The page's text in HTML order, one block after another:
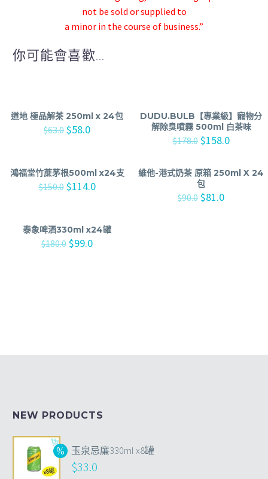
not be sold or supplied to
a minor in the course of business.”
你可能會喜歡...
道地 極品解茶 250ml x 24包
$63.0 $58.0
DUDU.BULB【專業級】寵物分
解除臭噴霧 500ml 白茶味
$178.0 $158.0
鴻福堂竹蔗茅根500ml x24支
$150.0 $114.0
維他-港式奶茶 原箱 250ml X 24
包
$90.0 $81.0
泰象啤酒330ml x24罐
$180.0 $99.0
NEW PRODUCTS
玉泉忌廉330ml x8罐
$33.0